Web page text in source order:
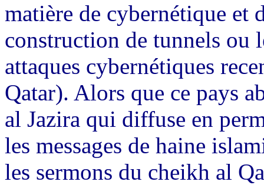
matière de cybernétique et
construction de tunnels ou
attaques cybernétiques
Qatar). Alors que ce pays
al Jazira qui diffuse en
les messages de haine
les sermons du cheikh al